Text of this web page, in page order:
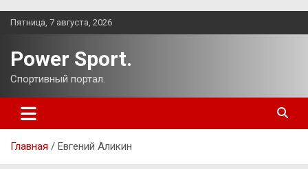
Перейти
Пятница, 7 августа, 2026
Power Sport.
Спортивный портал.
Главная Евгений Аликин